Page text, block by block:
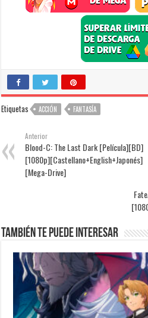
Etiquetas ACCIÓN FANTASÍA
Anterior
Blood-C: The Last Dark [Película][BD]
[1080p][Castellano+English+Japonés]
[Mega-Drive]
También te puede interesar